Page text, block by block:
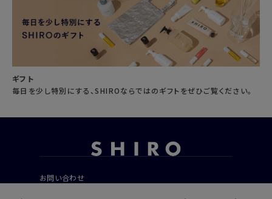
ギフト
毎日を少し特別にする、SHIROならではのギフトをぜひご覧ください。
お問い合わせ